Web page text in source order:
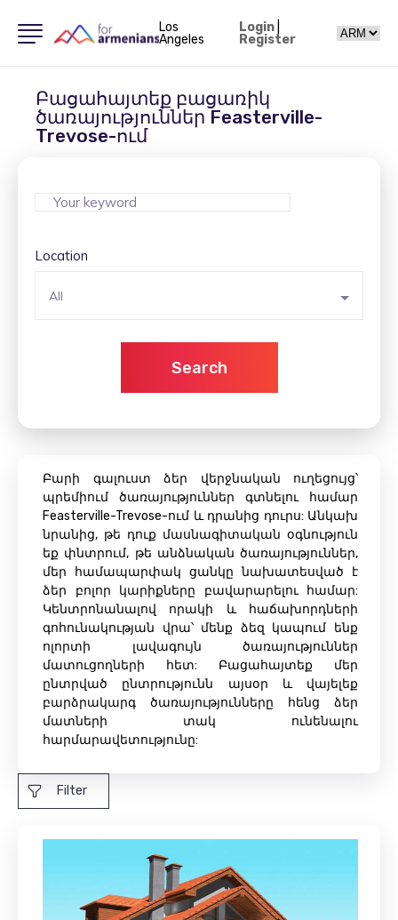
Los
Angeles
Login|
Register
Բացահայտեք բացառիկ
ծառայություններ Feasterville-
Trevose-ում
Location
All
Search
Բարի գալուստ ձեր վերջնական ուղեցույց՝
պրեմիում ծառայություններ գտնելու համար
Feasterville-Trevose-ում և դրանից դուրս: Անկախ
նրանից, թե դուք մասնագիտական ​​օգնություն
եք փնտրում, թե անձնական ծառայություններ,
մեր համապարփակ ցանկը նախատեսված է
ձեր բոլոր կարիքները բավարարելու համար:
Կենտրոնանալով որակի և հաճախորդների
գոհունակության վրա՝ մենք ձեզ կապում ենք
ոլորտի լավագույն ծառայություններ
մատուցողների հետ: Բացահայտեք մեր
ընտրված ընտրությունն այսօր և վայելեք
բարձրակարգ ծառայությունները հենց ձեր
մատների տակ ունենալու
հարմարավետությունը:
Filter